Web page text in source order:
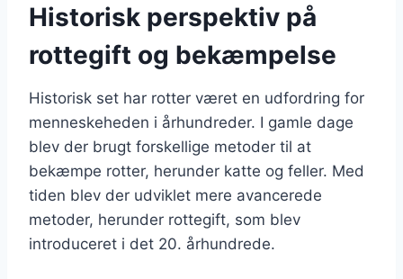
Historisk perspektiv på
rottegift og bekæmpelse
Historisk set har rotter været en udfordring for
menneskeheden i århundreder. I gamle dage
blev der brugt forskellige metoder til at
bekæmpe rotter, herunder katte og feller. Med
tiden blev der udviklet mere avancerede
metoder, herunder rottegift, som blev
introduceret i det 20. århundrede.